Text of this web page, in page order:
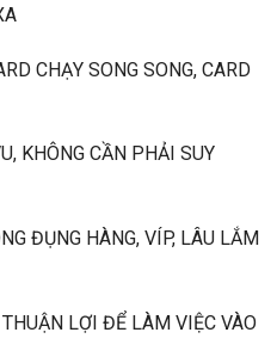
CHẠY SONG SONG, CARD
KHÔNG CẦN PHẢI SUY
ĐỤNG HÀNG, VÍP, LÂU LẮM
LỢI ĐỂ LÀM VIỆC VÀO